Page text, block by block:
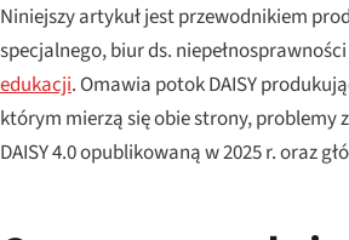
Niniejszy artykuł jest przewodnikiem
specjalnego, biur ds.
edukacji. Omawia potok DAISY
którym mierzą się obie strony, problemy
DAISY 4.0 opublikowaną w 2025 r. oraz